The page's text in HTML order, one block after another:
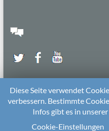
2026 beiDie KitarechtlerUnterstützt
Diese Seite verwendet
verbessern. Bestimmte
Infos gibt es in
Cookie-Einstellungen